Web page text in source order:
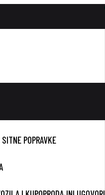
POPRAVKE